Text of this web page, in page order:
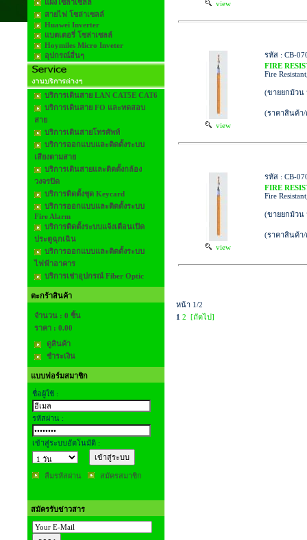
แผงโซล่าเซลล์
สายไฟ โซล่าเซลล์
Huawei Inverter
แบตเตอรี่ โซล่าเซลล์
Hoymiles Micro Inveter
อุปกรณ์อื่นๆ
บริการเดินสาย LAN CAT5E CAT6
บริการเดินสาย FO และทดสอบ
สาย
บริการเดินสายโทรศัพท์
บริการออกแบบและติดตั้งระบบ
เสียงตามสาย
บริการเดินสายและติดตั้งกล้อง
วงจรปิด
บริการติดตั้งชุด Keycard
บริการออกแบบและติดตั้งระบบ
Fire Alarm
บริการติดตั้งระบบแจ้งเตือนเปิด
ประตูฉุกเฉิน
บริการออกแบบและติดตั้งระบบ
ไฟฟ้าอาคาร
บริการเช่าอุปกรณ์ Fiber Optic
ตะกร้าสินค้า
จำนวน : 0 ชิ้น
ราคา : 0.00
ดูสินค้า
ชำระเงิน
แบบฟอร์มสมาชิก
ชื่อผู้ใช้ :
รหัสผ่าน :
เข้าสู่ระบบอัตโนมัติ :
ลืมรหัสผ่าน สมัครสมาชิก
สมัครรับข่าวสาร
view
view
รหัส : CB-
FIRE
Fire
(ขายยกม้วน
(ราคาสินค้า/
view
รหัส : CB-
FIRE
Fire
(ขายยกม้วน
(ราคาสินค้า/
หน้า 1/2
1 2 [ถัดไป]